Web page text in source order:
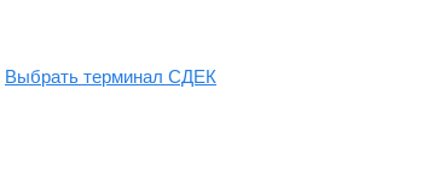
Выбрать терминал СДЕК